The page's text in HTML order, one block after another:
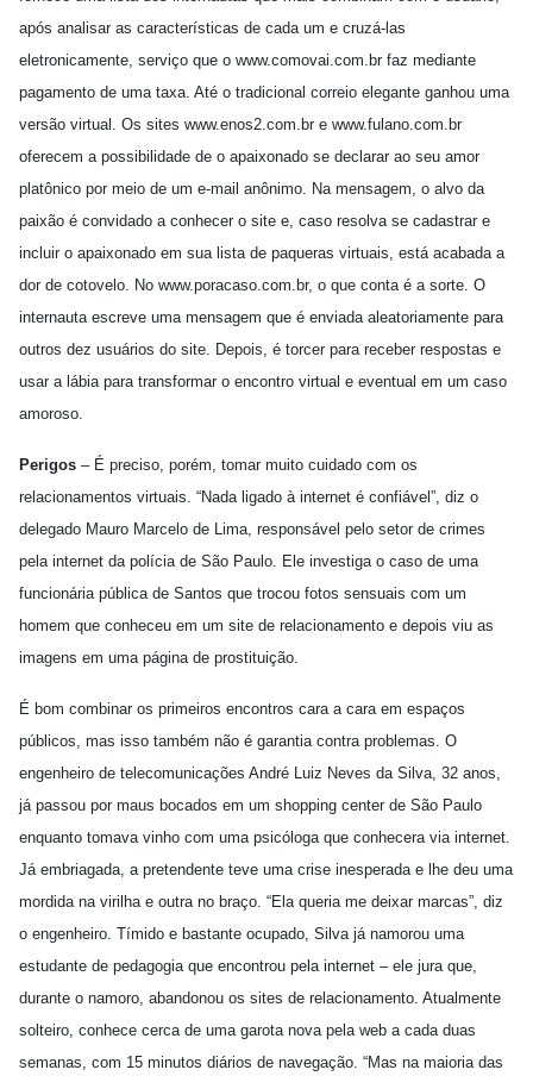
após analisar as características de cada um e cruzá-las
eletronicamente, serviço que o www.comovai.com.br faz mediante
pagamento de uma taxa. Até o tradicional correio elegante ganhou uma
versão virtual. Os sites www.enos2.com.br e www.fulano.com.br
oferecem a possibilidade de o apaixonado se declarar ao seu amor
platônico por meio de um e-mail anônimo. Na mensagem, o alvo da
paixão é convidado a conhecer o site e, caso resolva se cadastrar e
incluir o apaixonado em sua lista de paqueras virtuais, está acabada a
dor de cotovelo. No www.poracaso.com.br, o que conta é a sorte. O
internauta escreve uma mensagem que é enviada aleatoriamente para
outros dez usuários do site. Depois, é torcer para receber respostas e
usar a lábia para transformar o encontro virtual e eventual em um caso
amoroso.
Perigos – É preciso, porém, tomar muito cuidado com os
relacionamentos virtuais. “Nada ligado à internet é confiável”, diz o
delegado Mauro Marcelo de Lima, responsável pelo setor de crimes
pela internet da polícia de São Paulo. Ele investiga o caso de uma
funcionária pública de Santos que trocou fotos sensuais com um
homem que conheceu em um site de relacionamento e depois viu as
imagens em uma página de prostituição.
É bom combinar os primeiros encontros cara a cara em espaços
públicos, mas isso também não é garantia contra problemas. O
engenheiro de telecomunicações André Luiz Neves da Silva, 32 anos,
já passou por maus bocados em um shopping center de São Paulo
enquanto tomava vinho com uma psicóloga que conhecera via internet.
Já embriagada, a pretendente teve uma crise inesperada e lhe deu uma
mordida na virilha e outra no braço. “Ela queria me deixar marcas”, diz
o engenheiro. Tímido e bastante ocupado, Silva já namorou uma
estudante de pedagogia que encontrou pela internet – ele jura que,
durante o namoro, abandonou os sites de relacionamento. Atualmente
solteiro, conhece cerca de uma garota nova pela web a cada duas
semanas, com 15 minutos diários de navegação. “Mas na maioria das